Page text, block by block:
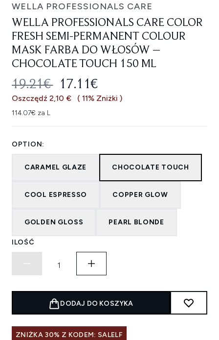
WELLA PROFESSIONALS CARE
WELLA PROFESSIONALS CARE COLOR
FRESH SEMI-PERMANENT COLOUR
MASK FARBA DO WŁOSÓW –
CHOCOLATE TOUCH 150 ML
SUGEROWANA CENA
19.21€ AKTUALNA CENA:
17.11€
Oszczędź 2,10 € ( 11% Zniżki )
114.07€ za L
OPTION:
CARAMEL GLAZE CHOCOLATE TOUCH
COOL ESPRESSO COPPER GLOW
GOLDEN GLOSS PEARL BLONDE
ILOŚĆ
DODAJ DO KOSZYKA
ZNIŻKA 30% Z KODEM: SALELF